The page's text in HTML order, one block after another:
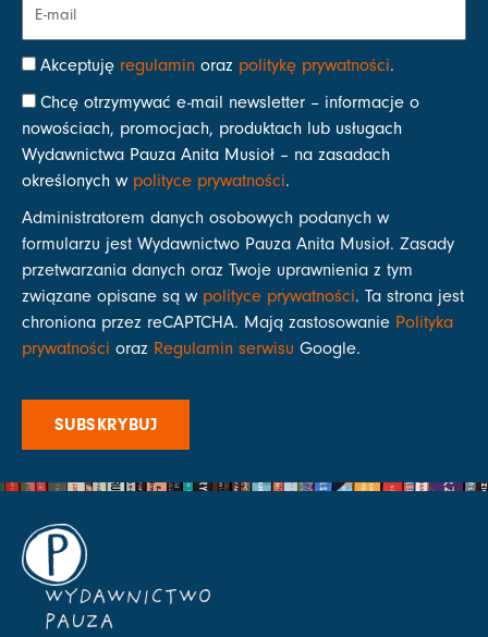
Akceptuję regulamin oraz politykę prywatności.
Chcę otrzymywać e-mail newsletter – informacje o
nowościach, promocjach, produktach lub usługach
Wydawnictwa Pauza Anita Musioł – na zasadach
określonych w polityce prywatności.
Administratorem danych osobowych podanych w
formularzu jest Wydawnictwo Pauza Anita Musioł. Zasady
przetwarzania danych oraz Twoje uprawnienia z tym
związane opisane są w polityce prywatności. Ta strona jest
chroniona przez reCAPTCHA. Mają zastosowanie Polityka
prywatności oraz Regulamin serwisu Google.
SUBSKRYBUJ
WYDAWNICTWO
PAUZA